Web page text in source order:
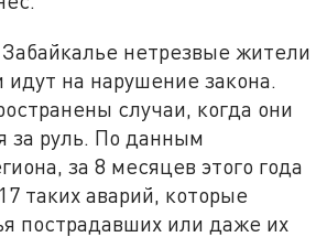
нетрезвые жители
идут на нарушение закона.
случаи, когда они
за руль. По данным
за 8 месяцев этого года
таких аварий, которые
пострадавших или даже их